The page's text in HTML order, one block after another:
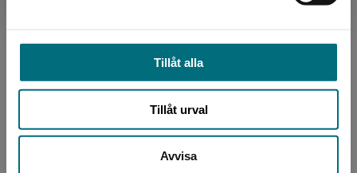
Tillåt alla
Tillåt urval
Avvisa